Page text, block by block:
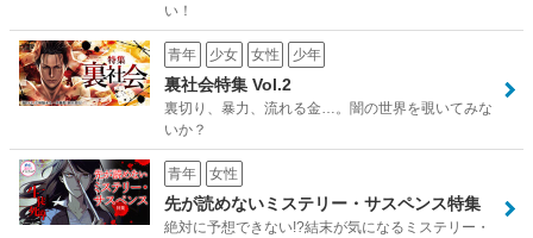
い！
青年 少女 女性 少年
裏社会特集 Vol.2
裏切り、暴力、流れる金…。闇の世界を覗いてみな
いか？
青年 女性
先が読めないミステリー・サスペンス特集
絶対に予想できない!?結末が気になるミステリー・